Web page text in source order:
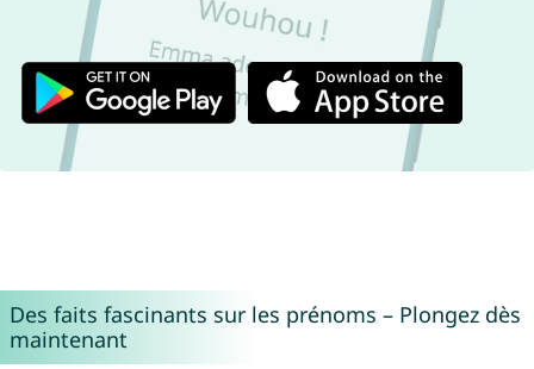
Des faits fascinants sur les prénoms – Plongez dès
maintenant